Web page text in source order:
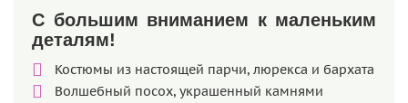
С большим вниманием к маленьким
деталям!
Костюмы из настоящей парчи, люрекса и бархата
Волшебный посох, украшенный камнями